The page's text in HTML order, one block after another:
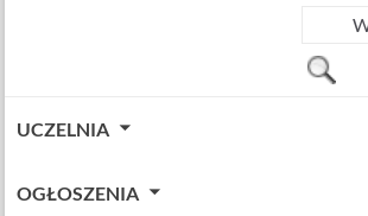
UCZELNIA
OGŁOSZENIA